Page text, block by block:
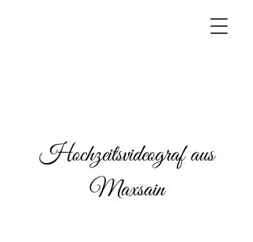
Hochzeitsvideograf aus
Maxsain